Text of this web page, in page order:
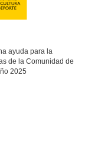
ayuda para la
de la Comunidad de
2025